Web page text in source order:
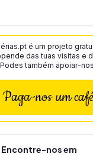
é um projeto
das tuas visitas e
também apoiar-
Paga-nos um
Encontre-nos em